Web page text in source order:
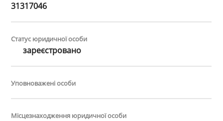
31317046
Статус юридичної особи
зареєстровано
Уповноважені особи
Місцезнаходження юридичної особи